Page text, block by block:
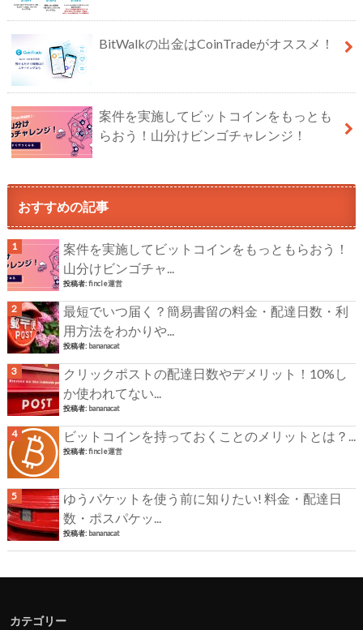
BitWalkの出金はCoinTradeがオススメ！
案件を実施してビットコインをもっとも
らおう！山分けビンゴチャレンジ！
おすすめの記事
案件を実施してビットコインをもっともらおう！
山分けビンゴチャ...
投稿者:fincle運営
最短でいつ届く？簡易書留の料金・配達日数・利
用方法をわかりや...
投稿者: bananacat
クリックポストの配達日数やデメリット！10%し
か使われてない...
投稿者: bananacat
ビットコインを持っておくことのメリットとは？...
投稿者:fincle運営
ゆうパケットを使う前に知りたい! 料金・配達日
数・ポスパケッ...
投稿者: bananacat
カテゴリー